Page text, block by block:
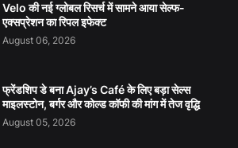
Velo की नई ग्लोबल रिसर्च में सामने आया सेल्फ-
एक्सप्रेशन का रिपल इफेक्ट
August 06, 2026
फ्रेंडशिप डे बना Ajay’s Café के लिए बड़ा सेल्स
माइलस्टोन, बर्गर और कोल्ड कॉफी की मांग में तेज वृद्धि
August 05, 2026